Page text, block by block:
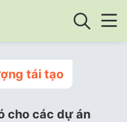
tái tạo
cho các dự án